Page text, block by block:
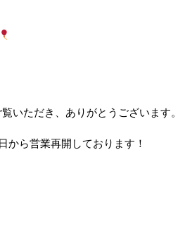
いただき、ありがとうございます。
から営業再開しております！